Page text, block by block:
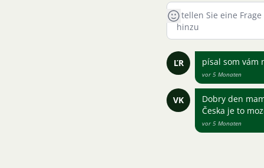
ĽR písal som vám
vor 5 Monaten
VK
Dobry den
Česka je to
vor 5 Monaten